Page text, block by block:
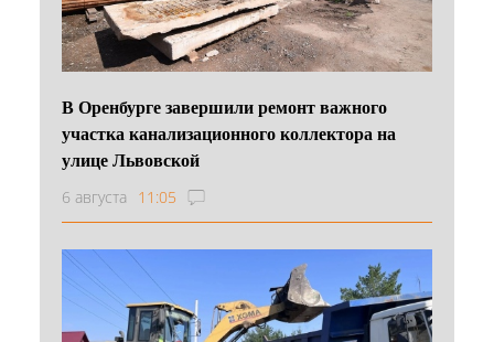
В Оренбурге завершили ремонт важного
участка канализационного коллектора на
улице Львовской
6 августа 11:05